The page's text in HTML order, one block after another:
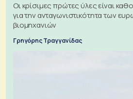
Οι κρίσιμες πρώτες ύλες είναι
για την ανταγωνιστικότητα των
βιομηχανιών
Γρηγόρης Τραγγανίδας